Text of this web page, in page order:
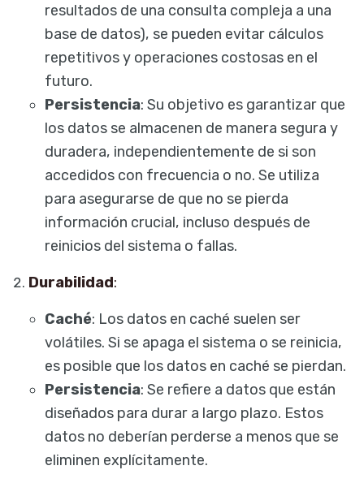
resultados de una consulta compleja a una
base de datos), se pueden evitar cálculos
repetitivos y operaciones costosas en el
futuro.
Persistencia: Su objetivo es garantizar que
los datos se almacenen de manera segura y
duradera, independientemente de si son
accedidos con frecuencia o no. Se utiliza
para asegurarse de que no se pierda
información crucial, incluso después de
reinicios del sistema o fallas.
Durabilidad:
Caché: Los datos en caché suelen ser
volátiles. Si se apaga el sistema o se reinicia,
es posible que los datos en caché se pierdan.
Persistencia: Se refiere a datos que están
diseñados para durar a largo plazo. Estos
datos no deberían perderse a menos que se
eliminen explícitamente.